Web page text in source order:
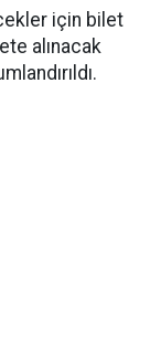
için bilet
alınacak